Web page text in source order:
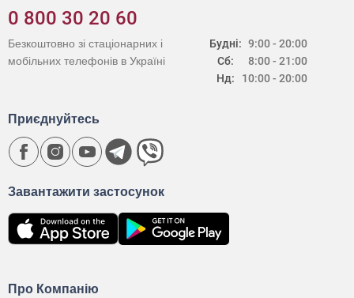
0 800 30 20 60
Будні:
Сб:
Нд:
9:00 - 20:00
8:00 - 21:00
10:00 - 20:00
Безкоштовно зі стаціонарних і
мобільних телефонів в Україні
Про Компанію
Завантажити застосунок
Приєднуйтесь